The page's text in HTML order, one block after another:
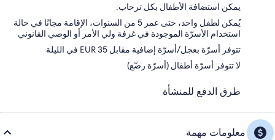
يمكن استضافة الأطفال بكل ترحاب.
يُمكن لطفل واحد، حتى عمر 5 من السنوات، الإقامة مجانًا في حالة
استخدام الأسرّة الموجودة في غرفة ولي الأمر أو الوصي القانوني
تتوفر أسرّة بعجل/أسرّة إضافية مقابل EUR 35 في الليلة
لا تتوفر أسرّة أطفال (أسرّة رضّع)
طرق الدفع للمنشأة
معلومات مهمة